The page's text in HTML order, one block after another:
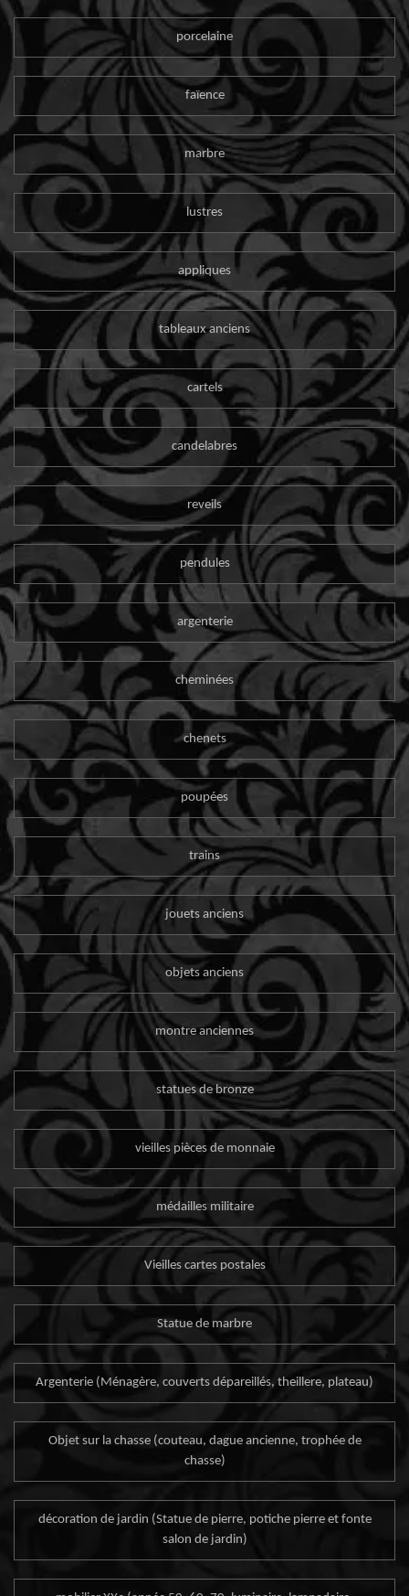
porcelaine
faïence
marbre
lustres
appliques
tableaux anciens
cartels
candelabres
reveils
pendules
argenterie
cheminées
chenets
poupées
trains
jouets anciens
objets anciens
montre anciennes
statues de bronze
vieilles pièces de monnaie
médailles militaire
Vieilles cartes postales
Statue de marbre
Argenterie (Ménagère, couverts dépareillés, theillere, plateau)
Objet sur la chasse (couteau, dague ancienne, trophée de
chasse)
décoration de jardin (Statue de pierre, potiche pierre et fonte
salon de jardin)